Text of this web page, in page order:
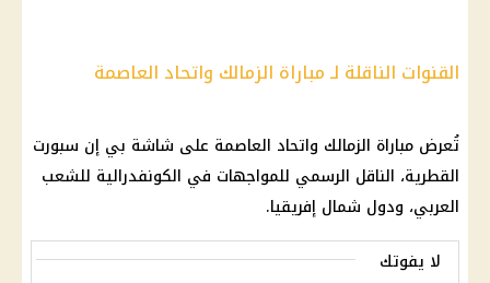
القنوات الناقلة لـ مباراة الزمالك واتحاد العاصمة
تُعرض مباراة الزمالك واتحاد العاصمة على شاشة بي إن سبورت
القطرية، الناقل الرسمي للمواجهات في الكونفدرالية للشعب
العربي، ودول شمال إفريقيا.
لا يفوتك